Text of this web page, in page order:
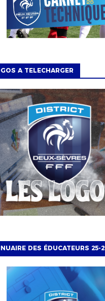
A TELECHARGER
DES ÉDUCATEURS 25-